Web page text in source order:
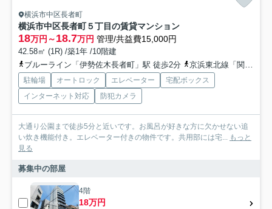
横浜市中区長者町
横浜市中区長者町５丁目の賃貸マンション
18万円～18.7万円 管理/共益費15,000円
42.58㎡ (1R) /築1年 /10階建
ブルーライン「伊勢佐木長者町」駅 徒歩2分
京浜東北線「関内」駅 徒歩8分
駐輪場 オートロック エレベーター
宅配ボックス
インターネット対応
防犯カメラ
大通り公園まで徒歩5分と近いです。お風呂が好きな方に欠かせない追
い炊き機能付き。エレベーター付きの物件です。共用部には宅...
もっと
見る
募集中の部屋
4階
18万円